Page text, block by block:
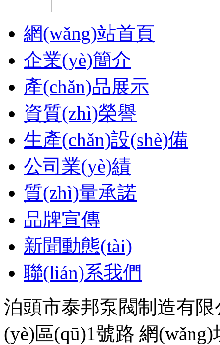
網(wǎng)站首頁
企業(yè)簡介
產(chǎn)品展示
資質(zhì)榮譽
生產(chǎn)設(shè)備
公司業(yè)績
質(zhì)量承諾
品牌宣傳
新聞動態(tài)
聯(lián)系我們
泊頭市泰邦泵閥制造有
(yè)區(qū)1號路 網